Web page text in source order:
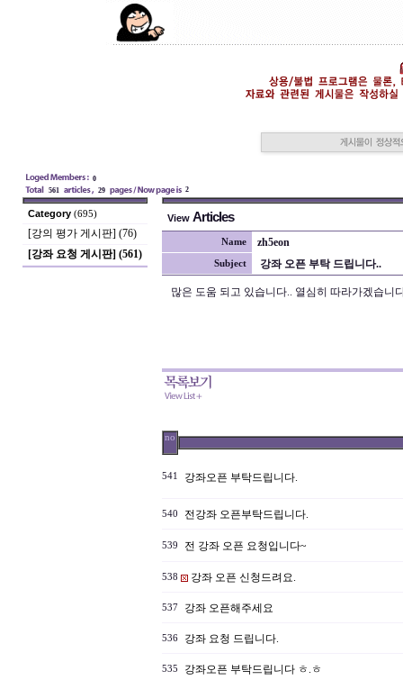
0
561
29 2
Category (695)
[강의 평가 게시판] (76)
[강좌 요청 게시판] (561)
View Articles
Name zh5eon
Subject 강좌 오픈 부탁 드립니다..
많은 도움 되고 있습니다.. 열심히 따라가겠습니
no
541 강좌오픈 부탁드립니다.
540 전강좌 오픈부탁드립니다.
539 전 강좌 오픈 요청입니다~
538 강좌 오픈 신청드려요.
537 강좌 오픈해주세요
536 강좌 요청 드립니다.
535 강좌오픈 부탁드립니다 ㅎ.ㅎ